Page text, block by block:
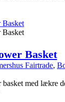
Basket
Fairtrade,
med lækre